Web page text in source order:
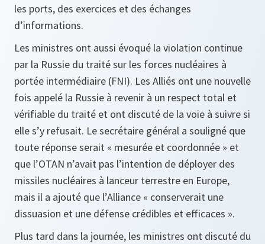
les ports, des exercices et des échanges
d’informations.
Les ministres ont aussi évoqué la violation continue
par la Russie du traité sur les forces nucléaires à
portée intermédiaire (FNI). Les Alliés ont une nouvelle
fois appelé la Russie à revenir à un respect total et
vérifiable du traité et ont discuté de la voie à suivre si
elle s’y refusait. Le secrétaire général a souligné que
toute réponse serait « mesurée et coordonnée » et
que l’OTAN n’avait pas l’intention de déployer des
missiles nucléaires à lanceur terrestre en Europe,
mais il a ajouté que l’Alliance « conserverait une
dissuasion et une défense crédibles et efficaces ».
Plus tard dans la journée, les ministres ont discuté du